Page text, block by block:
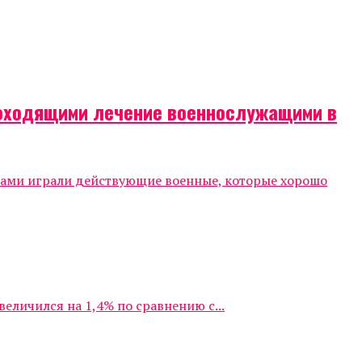
лечение военнослужащими в
играли действующие военные, которые хорошо
на 1,4% по сравнению с...